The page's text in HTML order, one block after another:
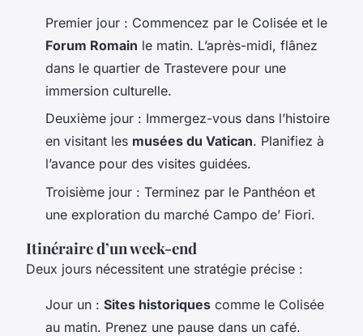
Premier jour : Commencez par le Colisée et le
Forum Romain le matin. L’après-midi, flânez
dans le quartier de Trastevere pour une
immersion culturelle.
Deuxième jour : Immergez-vous dans l’histoire
en visitant les musées du Vatican. Planifiez à
l’avance pour des visites guidées.
Troisième jour : Terminez par le Panthéon et
une exploration du marché Campo de’ Fiori.
Itinéraire d’un week-end
Deux jours nécessitent une stratégie précise :
Jour un : Sites historiques comme le Colisée
au matin. Prenez une pause dans un café.